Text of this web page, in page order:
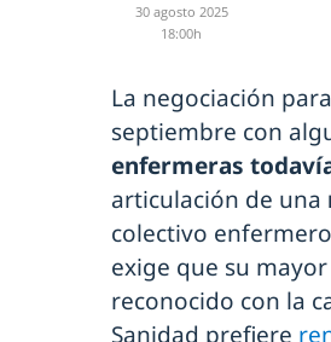
30 agosto 2025
18:00h
La negociación
septiembre con
enfermeras
articulación de una
colectivo
exige que su
reconocido con la
Sanidad prefiere